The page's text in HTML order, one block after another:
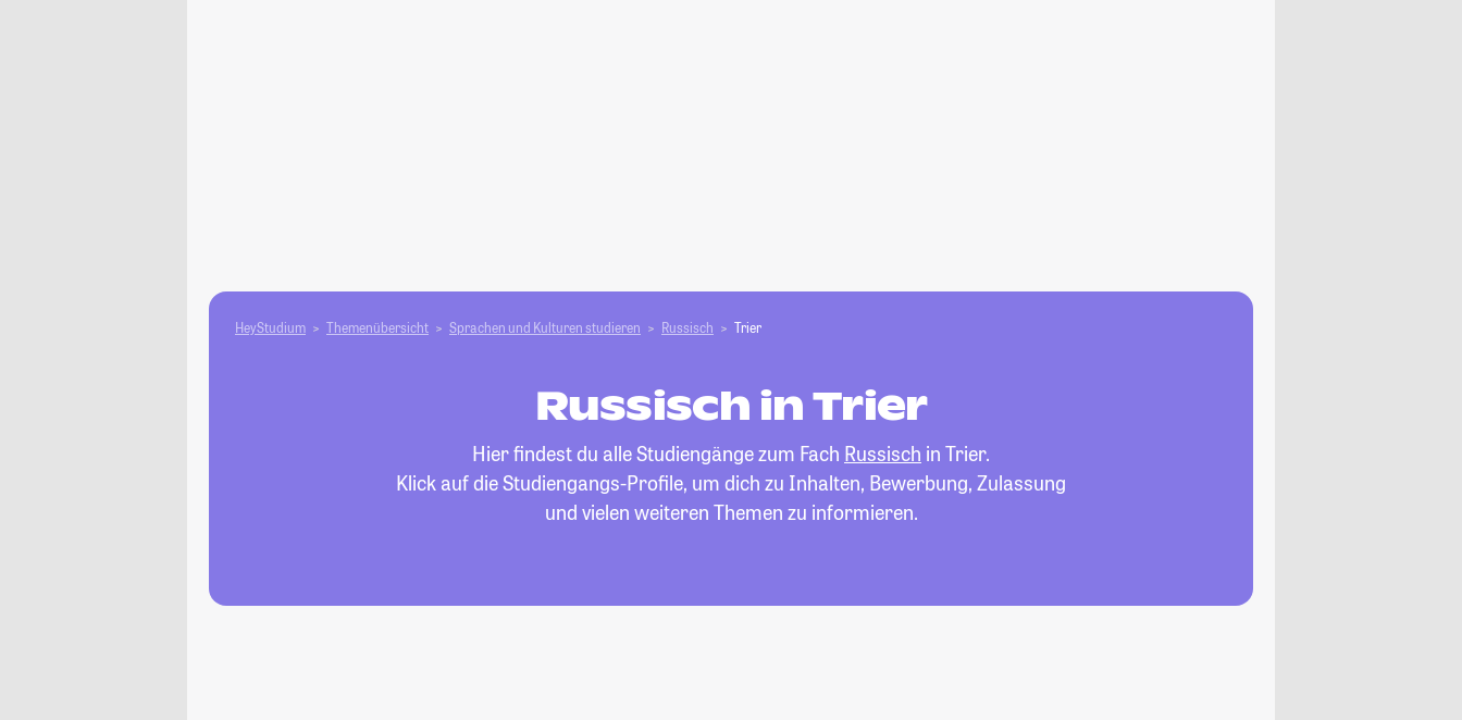
HeyStudium Themenübersicht Sprachen und Kulturen studieren Russisch Trier
Russisch in Trier
Hier findest du alle Studiengänge zum Fach Russisch in Trier.
Klick auf die Studiengangs-Profile, um dich zu Inhalten, Bewerbung, Zulassung
und vielen weiteren Themen zu informieren.